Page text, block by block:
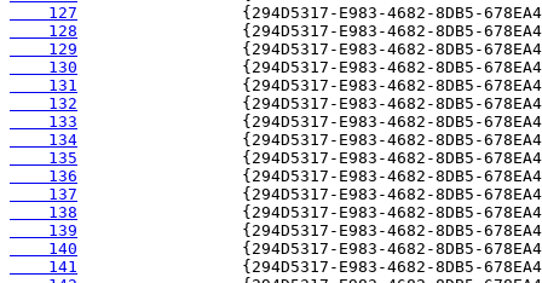
    127
    128
    129
    130
    131
    132
    133
    134
    135
    136
    137
    138
    139
    140
    141